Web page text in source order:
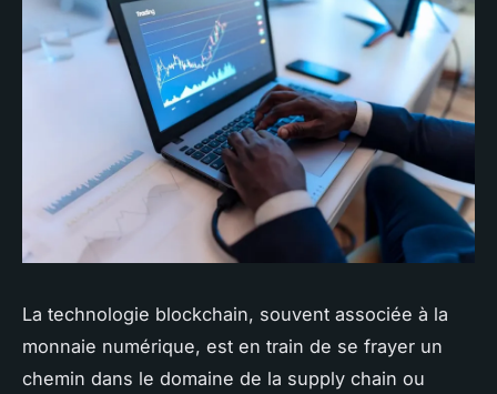
La technologie blockchain, souvent associée à la
monnaie numérique, est en train de se frayer un
chemin dans le domaine de la supply chain ou